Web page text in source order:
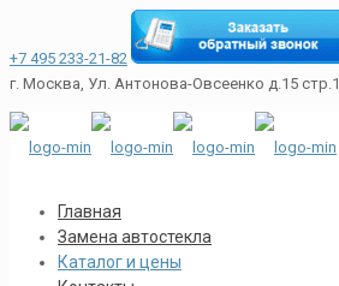
+7 495 233-21-82
г. Москва, Ул. Антонова-Овсеенко д.15 стр.1
Главная
Замена автостекла
Каталог и цены